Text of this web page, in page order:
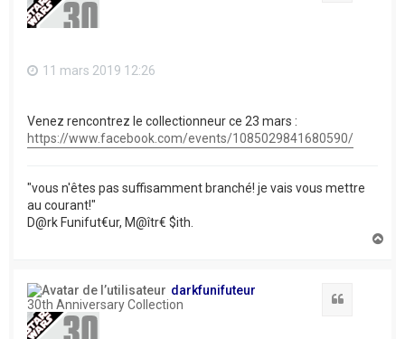
11 mars 2019 12:26
Venez rencontrez le collectionneur ce 23 mars :
https://www.facebook.com/events/1085029841680590/
"vous n'êtes pas suffisamment branché! je vais vous mettre
au courant!"
D@rk Funifut€ur, M@îtr€ $ith.
darkfunifuteur
30th Anniversary Collection